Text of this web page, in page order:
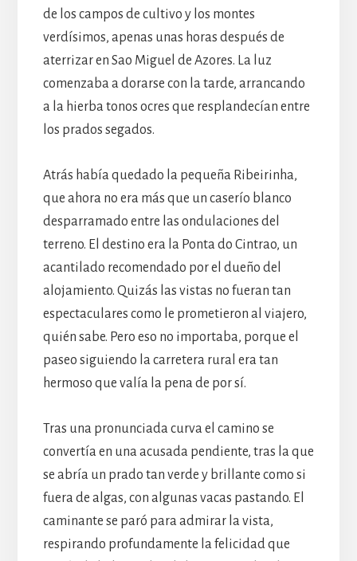
de los campos de cultivo y los montes
verdísimos, apenas unas horas después de
aterrizar en Sao Miguel de Azores. La luz
comenzaba a dorarse con la tarde, arrancando
a la hierba tonos ocres que resplandecían entre
los prados segados.
Atrás había quedado la pequeña Ribeirinha,
que ahora no era más que un caserío blanco
desparramado entre las ondulaciones del
terreno. El destino era la Ponta do Cintrao, un
acantilado recomendado por el dueño del
alojamiento. Quizás las vistas no fueran tan
espectaculares como le prometieron al viajero,
quién sabe. Pero eso no importaba, porque el
paseo siguiendo la carretera rural era tan
hermoso que valía la pena de por sí.
Tras una pronunciada curva el camino se
convertía en una acusada pendiente, tras la que
se abría un prado tan verde y brillante como si
fuera de algas, con algunas vacas pastando. El
caminante se paró para admirar la vista,
respirando profundamente la felicidad que